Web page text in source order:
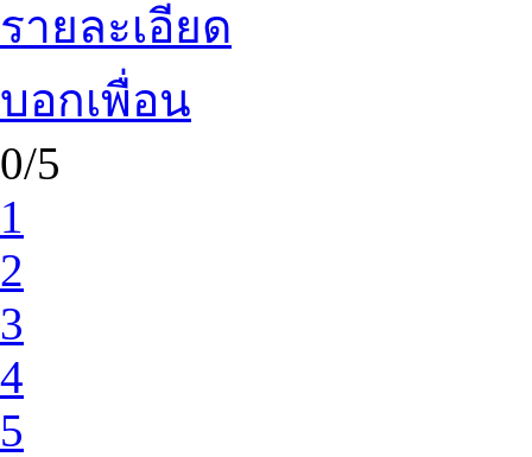
รายละเอียด
บอกเพื่อน
0/5
1
2
3
4
5